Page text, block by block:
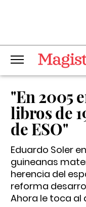
"En 2005
libros de
de ESO"
Eduardo Soler
guineanas
herencia del
reforma
Ahora le toca al